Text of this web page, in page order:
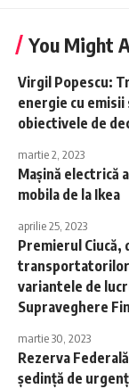
You Might
Virgil Popescu:
energie cu
obiectivele de
martie 2, 2023
Mașină electrică
mobila de la Ikea
aprilie 25, 2023
Premierul
transportatorilor
variantele de
Supraveghere
martie 30, 2023
Rezerva
şedinţă de